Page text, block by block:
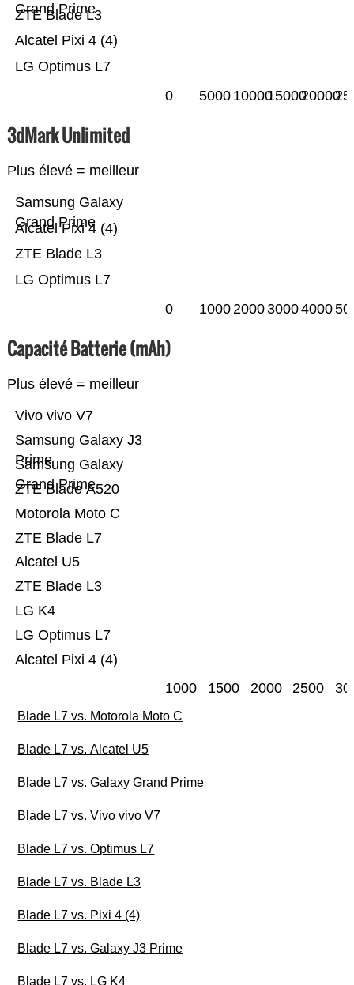
LG Optimus L7
Alcatel Pixi 4 (4)
ZTE Blade L3
Grand Prime
0 5000 100001500020000
3dMark Unlimited
Plus élevé = meilleur
LG Optimus L7
ZTE Blade L3
Alcatel Pixi 4 (4)
Samsung Galaxy
Grand Prime
0 1000200030004000
Capacité Batterie (mAh)
Plus élevé = meilleur
Alcatel Pixi 4 (4)
LG Optimus L7
LG K4
ZTE Blade L3
Alcatel U5
ZTE Blade L7
Motorola Moto C
ZTE Blade A520
Samsung Galaxy
Grand Prime
Samsung Galaxy J3
Prime
Vivo vivo V7
1000 1500 2000 2500
Blade L7 vs. Motorola Moto C
Blade L7 vs. Alcatel U5
Blade L7 vs. Galaxy Grand Prime
Blade L7 vs. Vivo vivo V7
Blade L7 vs. Optimus L7
Blade L7 vs. Blade L3
Blade L7 vs. Pixi 4 (4)
Blade L7 vs. Galaxy J3 Prime
Blade L7 vs. LG K4